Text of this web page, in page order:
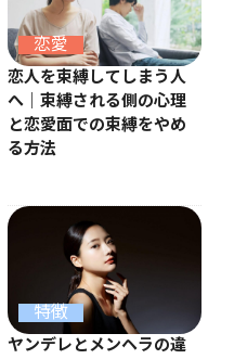
恋愛
恋人を束縛してしまう人
へ｜束縛される側の心理
と恋愛面での束縛をやめ
る方法
特徴
ヤンデレとメンヘラの違